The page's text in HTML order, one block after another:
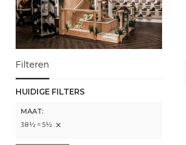
Filteren
HUIDIGE FILTERS
MAAT
38½ = 5½